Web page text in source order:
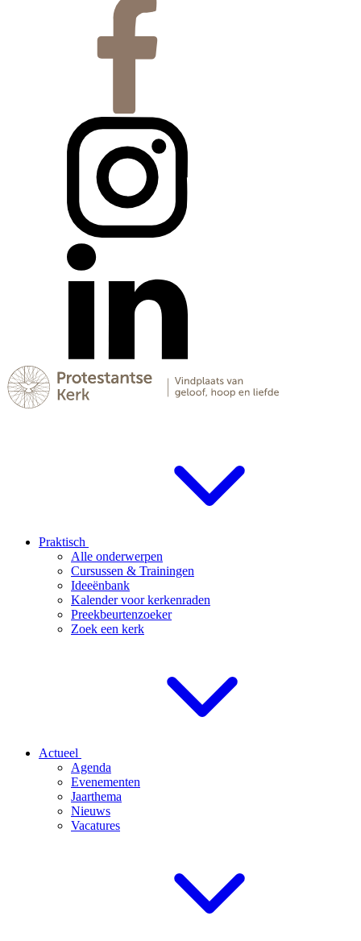
Praktisch
Alle onderwerpen
Cursussen & Trainingen
Ideeënbank
Kalender voor kerkenraden
Preekbeurtenzoeker
Zoek een kerk
Actueel
Agenda
Evenementen
Jaarthema
Nieuws
Vacatures